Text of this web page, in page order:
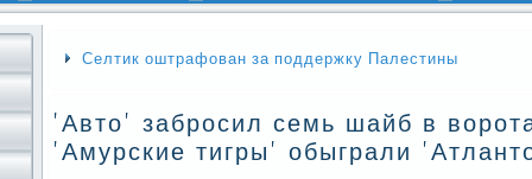
Селтик оштрафован за поддержку Палестины
'Авто' забросил семь шайб в
'Амурские тигры' обыграли